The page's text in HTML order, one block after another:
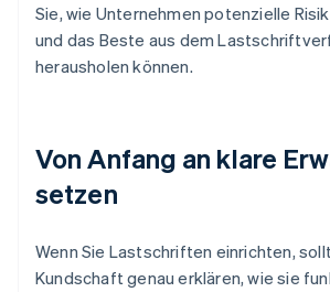
Sie, wie Unternehmen potenzielle
und das Beste aus dem
herausholen können.
Von Anfang an klare
setzen
Wenn Sie Lastschriften einrichten,
Kundschaft genau erklären, wie sie